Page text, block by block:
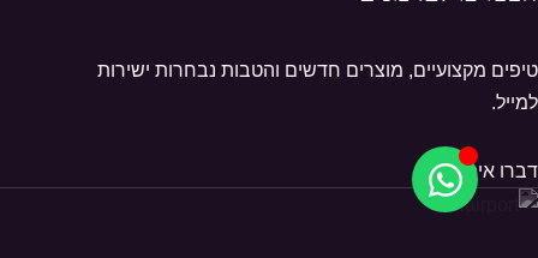
טיפים מקצועיים, מוצרים חדשים והטבות נבחרות ישירות
למייל.
דברו איתנו